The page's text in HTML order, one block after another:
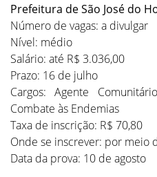
Prefeitura de São José do
Número de vagas: a divulgar
Nível: médio
Salário: até R$ 3.036,00
Prazo: 16 de julho
Cargos: Agente
Combate às Endemias
Taxa de inscrição: R$ 70,80
Onde se inscrever: por meio
Data da prova: 10 de agosto